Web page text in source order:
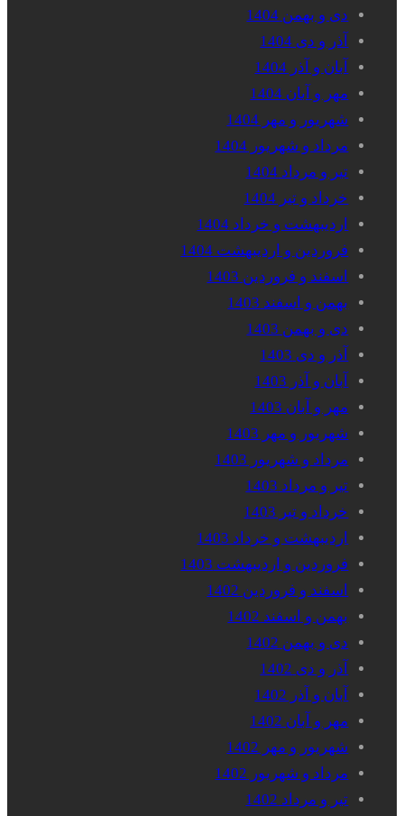
دی و بهمن 1404
آذر و دی 1404
آبان و آذر 1404
مهر و آبان 1404
شهریور و مهر 1404
مرداد و شهریور 1404
تیر و مرداد 1404
خرداد و تیر 1404
اردیبهشت و خرداد 1404
فروردین و اردیبهشت 1404
اسفند و فروردین 1403
بهمن و اسفند 1403
دی و بهمن 1403
آذر و دی 1403
آبان و آذر 1403
مهر و آبان 1403
شهریور و مهر 1403
مرداد و شهریور 1403
تیر و مرداد 1403
خرداد و تیر 1403
اردیبهشت و خرداد 1403
فروردین و اردیبهشت 1403
اسفند و فروردین 1402
بهمن و اسفند 1402
دی و بهمن 1402
آذر و دی 1402
آبان و آذر 1402
مهر و آبان 1402
شهریور و مهر 1402
مرداد و شهریور 1402
تیر و مرداد 1402